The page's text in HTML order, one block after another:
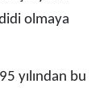
olmaya
yılından bu